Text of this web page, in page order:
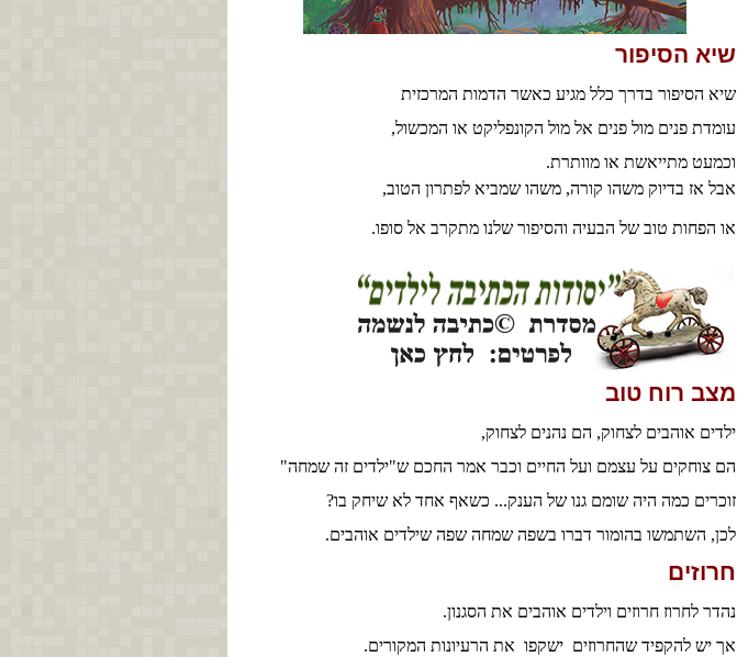
שיא הסיפור
שיא הסיפור בדרך כלל מגיע כאשר הדמות המרכזית
עומדת פנים מול פנים אל מול הקונפליקט או המכשול,
וכמעט מתייאשת או מוותרת.
אבל אז בדיוק משהו קורה, משהו שמביא לפתרון הטוב,
או הפחות טוב של הבעיה והסיפור שלנו מתקרב אל סופו.
מצב רוח טוב
ילדים אוהבים לצחוק, הם נהנים לצחוק,
הם צוחקים על עצמם ועל החיים וכבר אמר החכם ש"ילדים זה שמחה"
זוכרים כמה היה שומם גנו של הענק... כשאף אחד לא שיחק בו?
לכן, השתמשו בהומור דברו בשפה שמחה שפה שילדים אוהבים.
חרוזים
נהדר לחרוז חרוזים וילדים אוהבים את הסגנון.
אך יש להקפיד שהחרוזים ישקפו את הרעיונות המקורים.